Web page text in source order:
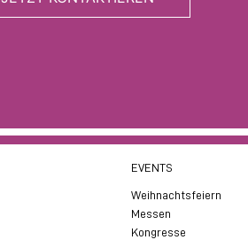
EVENTS
Weihnachtsfeiern
Messen
Kongresse